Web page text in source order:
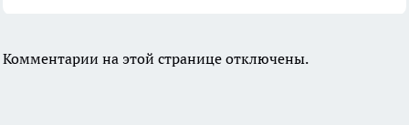
Комментарии на этой странице отключены.